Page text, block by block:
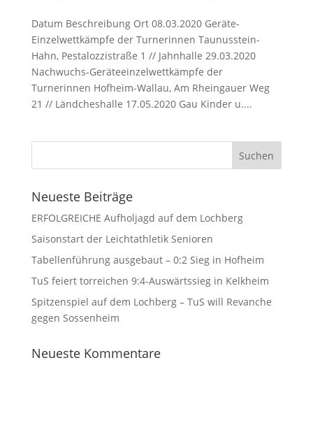
Datum Beschreibung Ort 08.03.2020 Geräte-
Einzelwettkämpfe der Turnerinnen Taunusstein-
Hahn, Pestalozzistraße 1 // Jahnhalle 29.03.2020
Nachwuchs-Geräteeinzelwettkämpfe der
Turnerinnen Hofheim-Wallau, Am Rheingauer Weg
21 // Ländcheshalle 17.05.2020 Gau Kinder u....
Neueste Beiträge
ERFOLGREICHE Aufholjagd auf dem Lochberg
Saisonstart der Leichtathletik Senioren
Tabellenführung ausgebaut – 0:2 Sieg in Hofheim
TuS feiert torreichen 9:4-Auswärtssieg in Kelkheim
Spitzenspiel auf dem Lochberg – TuS will Revanche
gegen Sossenheim
Neueste Kommentare